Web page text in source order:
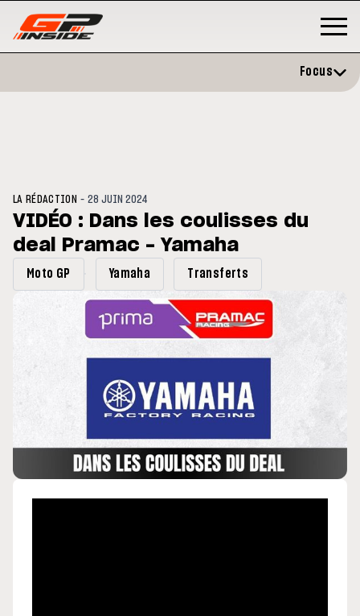
du GP de Grande-
MOTO GP
retour en septembre
Focus
LA RÉDACTION -28 JUIN 2024
VIDÉO : Dans les coulisses du
deal Pramac - Yamaha
Moto GP Yamaha Transferts